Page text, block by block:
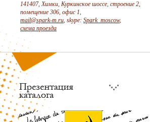
141407, Химки, Куркинское шоссе, строение 2,
помещение 306, офис 1,
mail@spark-m.ru, skype: Spark_moscow,
схема проезда